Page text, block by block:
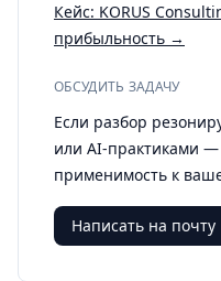
Кейс: KORUS
прибыльность →
ОБСУДИТЬ ЗАДАЧУ
Если разбор
или AI-практиками
применимость к
Написать на почту